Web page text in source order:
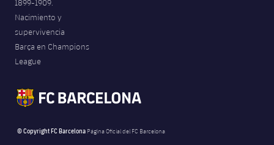
1899-1909.
Nacimiento y
supervivencia
Barça en Champions
League
© Copyright FC Barcelona Página Oficial del FC Barcelona